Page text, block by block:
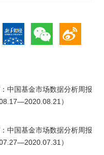
中国基金市场数据分析周报
）
中国基金市场数据分析周报
）